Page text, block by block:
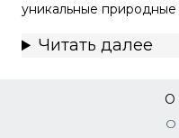
уникальные природные
Читать далее
О
О